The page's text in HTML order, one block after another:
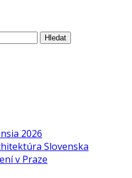
2026
Slovenska
v Praze